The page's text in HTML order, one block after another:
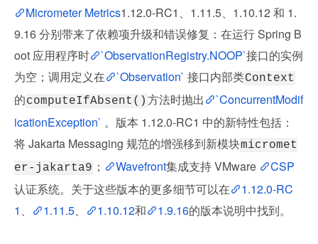
Micrometer Metrics1.12.0-RC1、1.11.5、1.10.12 和 1.
9.16 分别带来了依赖项升级和错误修复：在运行 Spring B
oot 应用程序时
`ObservationRegistry.NOOP`接口的实例
为空；调用定义在
`Observation` 接口内部类Context
的computeIfAbsent() 方法时抛出
`ConcurrentModif
icationException` 。版本 1.12.0-RC1 中的新特性包括：
将 Jakarta Messaging 规范的增强移到新模块micromet
er-jakarta9 ； Wavefront集成支持 VMware
CSP
认证系统。关于这些版本的更多细节可以在
1.12.0-RC
1 、 1.11.5、 1.10.12和 1.9.16的版本说明中找到。